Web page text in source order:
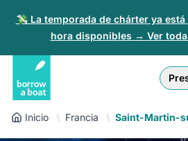
💸 La temporada de chárter ya
hora disponibles → Ver
Iniciar sesión
Regístrate
English
Inicio Francia Saint-Martin-